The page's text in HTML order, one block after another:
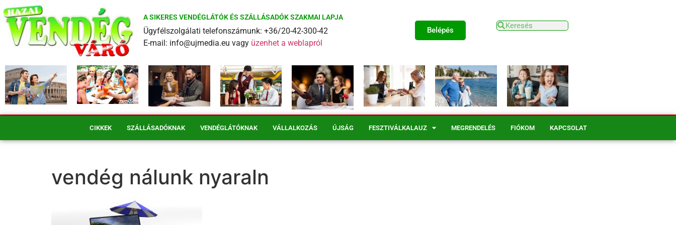
A SIKERES VENDÉGLÁTÓK ÉS SZÁLLÁSADÓK SZAKMAI LAPJA
Ügyfélszolgálati telefonszámunk: +36/20-42-300-42
E-mail: info@ujmedia.eu vagy üzenhet a weblapról
Belépés
CIKKEK SZÁLLÁSADÓKNAK VENDÉGLÁTÓKNAK VÁLLALKOZÁS ÚJSÁG FESZTIVÁLKALAUZ MEGRENDELÉS FIÓKOM KAPCSOLAT
vendég nálunk nyaraln